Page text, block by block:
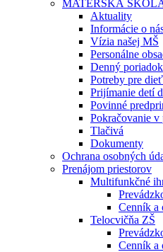
MATERSKÁ
Aktuality
Informácie o
Vízia našej MŠ
Personálne
Denný poriadok
Potreby pre
Prijímanie detí
Povinné
Pokračovanie
Tlačivá
Dokumenty
Ochrana osobných
Prenájom priestorov
Multifunkčné
Cenník a
Telocvičňa ZŠ
Cenník a